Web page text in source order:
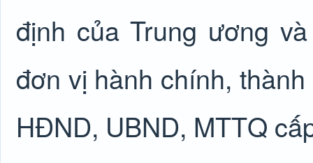
định của Trung ương
đơn vị hành chính,
HĐND, UBND, MTTQ